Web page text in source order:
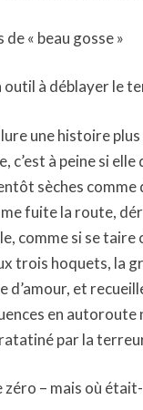
« beau gosse »
à déblayer le
une histoire
c’est à peine si
sèches
fuite la route,
comme si se taire
trois hoquets, la
d’amour, et
en
par la
– mais où